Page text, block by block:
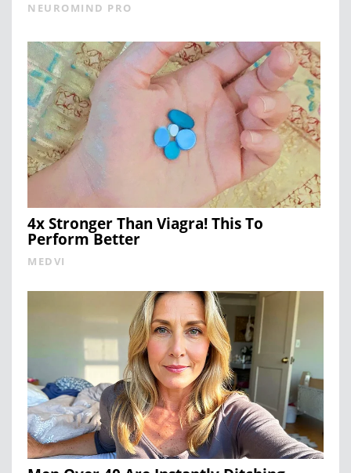
NEUROMIND PRO
4x Stronger Than Viagra! This To
Perform Better
MEDVI